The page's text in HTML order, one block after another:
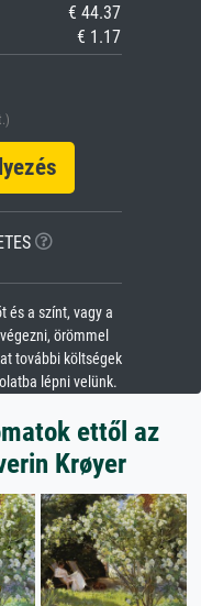
€ 44.37
€ 1.17
és a színt, vagy a
örömmel
további költségek
lépni velünk.
ettől az
Krøyer